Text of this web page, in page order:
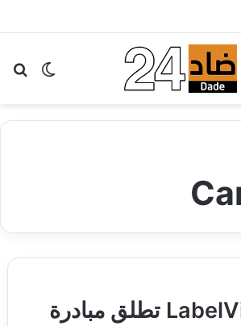
الوضع
مجموعة LabelVie تطلق مبادرة